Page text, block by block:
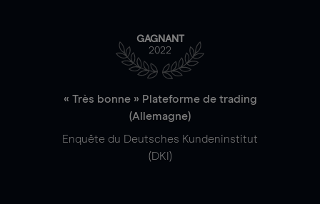
GAGNANT
2022
« Très bonne » Plateforme de trading
(Allemagne)
Enquête du Deutsches Kundeninstitut
(DKI)